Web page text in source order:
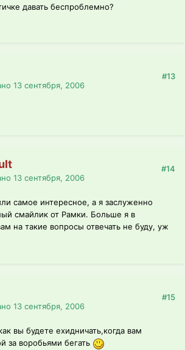
давать беспроблемно?
13 сентября, 2006
#13
13 сентября, 2006
#14
самое интересное, а я заслуженно
смайлик от Рамки. Больше я в
на такие вопросы отвечать не буду, уж
13 сентября, 2006
#15
вы будете ехидничать,когда вам
за воробьями бегать